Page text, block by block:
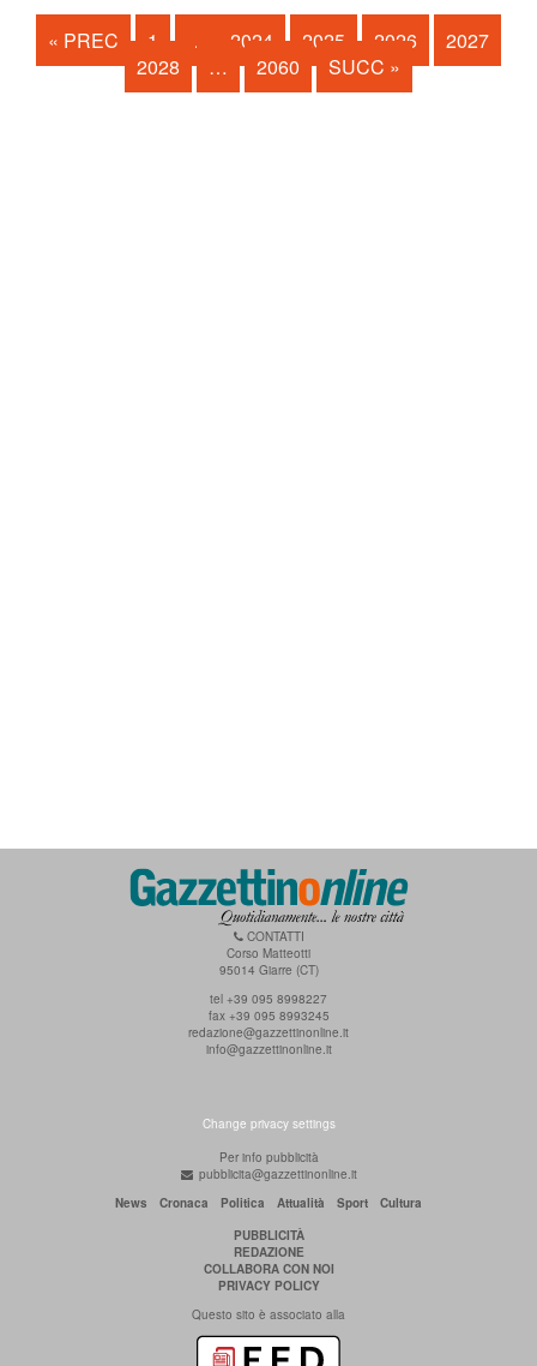
« PREC 1 … 2024 2025 2026
2027
2028
… 2060 SUCC »
CONTATTI
Corso Matteotti
95014 Giarre (CT)
tel +39 095 8998227
fax +39 095 8993245
redazione@gazzettinonline.it
info@gazzettinonline.it
Change privacy settings
Per info pubblicità
pubblicita@gazzettinonline.it
News
Cronaca Politica Attualità Sport
Cultura
PUBBLICITÀ
REDAZIONE
COLLABORA CON NOI
PRIVACY POLICY
Questo sito è associato alla